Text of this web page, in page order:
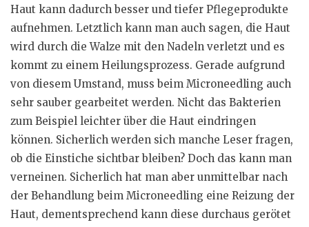
Haut kann dadurch besser und tiefer Pflegeprodukte
aufnehmen. Letztlich kann man auch sagen, die Haut
wird durch die Walze mit den Nadeln verletzt und es
kommt zu einem Heilungsprozess. Gerade aufgrund
von diesem Umstand, muss beim Microneedling auch
sehr sauber gearbeitet werden. Nicht das Bakterien
zum Beispiel leichter über die Haut eindringen
können. Sicherlich werden sich manche Leser fragen,
ob die Einstiche sichtbar bleiben? Doch das kann man
verneinen. Sicherlich hat man aber unmittelbar nach
der Behandlung beim Microneedling eine Reizung der
Haut, dementsprechend kann diese durchaus gerötet